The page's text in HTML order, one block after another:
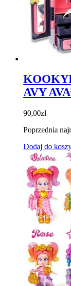
AVY
90,00zł
Poprzednia
Dodaj do